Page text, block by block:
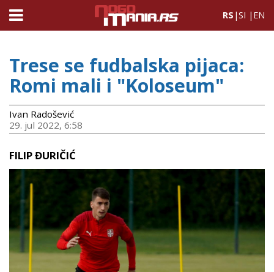
RS |SI | EN
Trese se fudbalska pijaca:
Romi mali i "Koloseum"
Ivan Radošević
29. jul 2022, 6:58
FILIP ĐURIČIĆ